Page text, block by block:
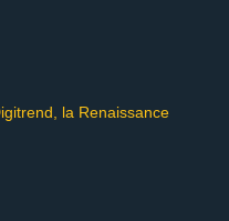
la Renaissance